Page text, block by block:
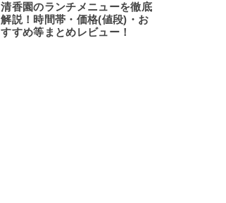
清香園のランチメニューを徹底
解説！時間帯・価格(値段)・お
すすめ等まとめレビュー！